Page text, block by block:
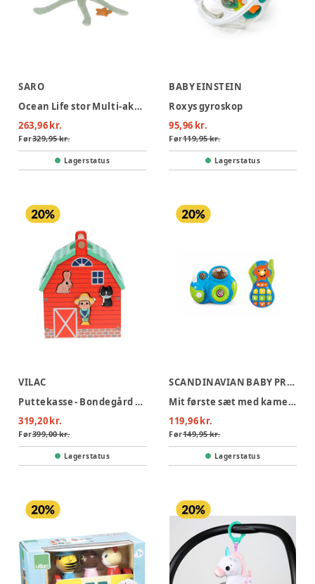
SARO
Ocean Life stor Multi-aktivitets plys - Mint
263,96 kr.
Før329,95 kr.
Lagerstatus
BABY EINSTEIN
Roxys gyroskop
95,96 kr.
Før119,95 kr.
Lagerstatus
VILAC
Puttekasse - Bondegård af Ingela P Arrhenius
319,20 kr.
Før399,00 kr.
Lagerstatus
SCANDINAVIAN BABY PRODUCTS
Mit første sæt med kamera & telefon
119,96 kr.
Før149,95 kr.
Lagerstatus